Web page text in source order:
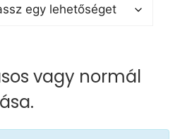
vagy normál